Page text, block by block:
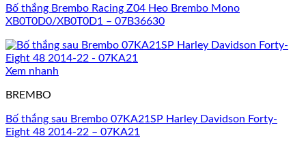
Bố thắng Brembo Racing Z04 Heo Brembo Mono
XB0T0D0/XB0T0D1 – 07B36630
Xem nhanh
BREMBO
Bố thắng sau Brembo 07KA21SP Harley Davidson Forty-
Eight 48 2014-22 – 07KA21